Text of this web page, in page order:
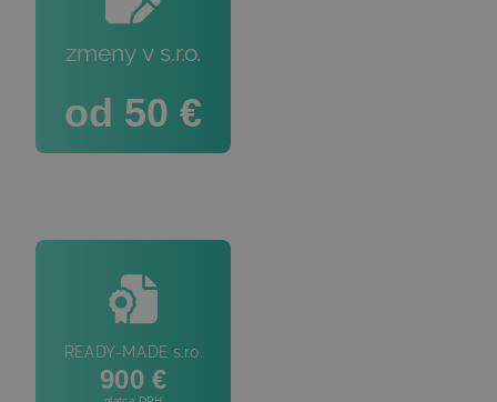
zmeny v s.r.o.
od 50 €
READY-MADE s.r.o.
900 €